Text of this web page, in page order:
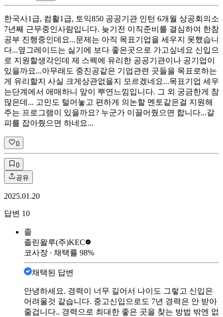
한국사1급, 컴활1급, 토익850 공공기관 인턴 6개월 상공회의소
7년째 근무중인사람입니다. 늦기전 이직준비를 결심하여 한참
공부 진행중인데요...문제는 아직 목표기업을 세우지 못했습니
다...옆그레이드는 싫기에 보다 좋은곳으로 가고싶네요 신입으
로 지원할생각인데 제 스펙에 유리한 공공기관이나 공기업이
있을까요...아무래도 중진공같은 기업관련 곳들을 목표로하는
게 유리할지 사실 크게상관없을지 모르겠네요...목표기업 세우
는단계에서 애매하니 앞이 뿌연느낌입니다. 그 외 궁금한게 참
많은데... 고민도 털어놓고 편하게 의논할 멘토같은걸 지원해
주는 프로그램이 있을까요? 누군가 이끌어줬으면 합니다...갈
피를 잡아줬으면 하네요...
0
0
공유
2025.01.20
답변 10
졸
졸린왈루(주)KEC
코사장 ∙ 채택률 98%
채택된 답변
안녕하세요. 경력이 너무 길어서 나이도 그렇고 신입은
어려울것 같습니다. 중고신입으로도 7년 경력은 안 받아
줄겁니다.. 경력으로 최대한 좋은 곳을 찾는 방법 밖엔 없